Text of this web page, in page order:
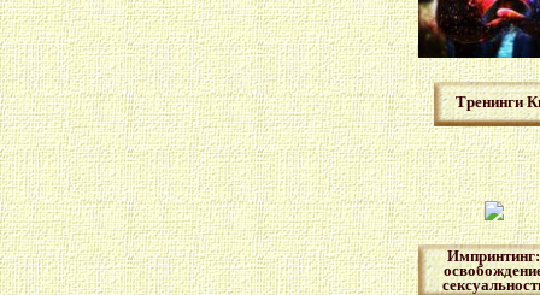
Тренинги
Импринтинг: